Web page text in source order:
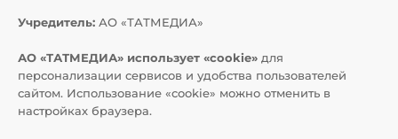
Учредитель: АО «ТАТМЕДИА»
АО «ТАТМЕДИА» использует «cookie» для
персонализации сервисов и удобства пользователей
сайтом. Использование «cookie» можно отменить в
настройках браузера.